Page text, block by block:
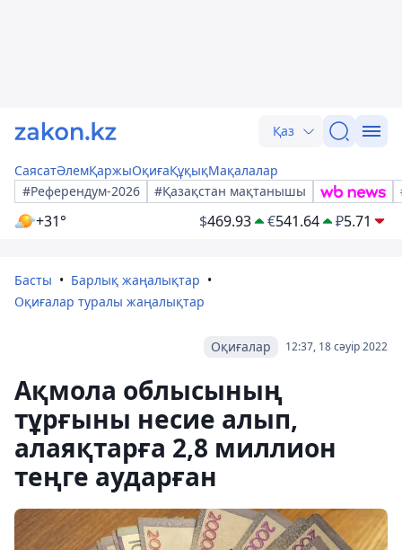
Қаз
СаясатӘлемҚаржыОқиғаҚұқықМақалалар
#Референдум-2026
#Қазақстан мақтанышы
+31° $469.93 €541.64 ₽5.71
Басты
Барлық жаңалықтар
Оқиғалар туралы жаңалықтар
12:37, 18 сәуір 2022
Оқиғалар
Ақмола облысының
тұрғыны несие алып,
алаяқтарға 2,8 миллион
теңге аударған